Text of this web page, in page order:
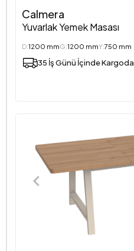
Calmera
Yuvarlak Yemek Masası
D:1200 mmG:1200 mmY:750 mm
35 İş Günü İçinde Kargoda